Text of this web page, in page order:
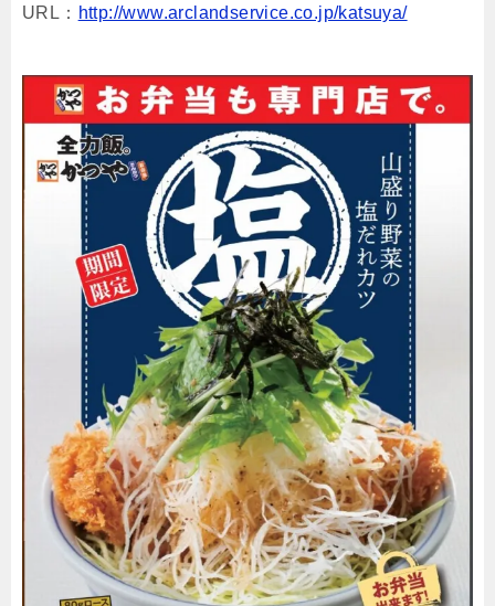
URL： http://www.arclandservice.co.jp/katsuya/